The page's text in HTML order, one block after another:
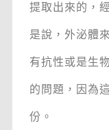
提取出來的，
是說，外泌體
有抗性或是生
的問題，因為
份。